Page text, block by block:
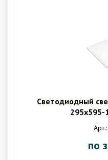
Светодиодный
295x595-
по